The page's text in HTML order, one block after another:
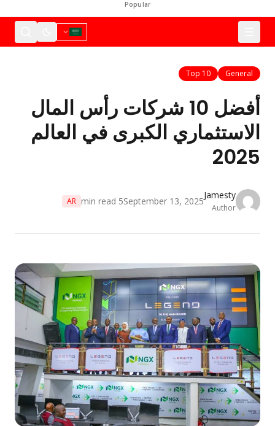
Top 10
أفضل 10 شركات رأس المال
الكبرى في العالم
Jamesty
Author
September 13, 2025
5
min read
AR